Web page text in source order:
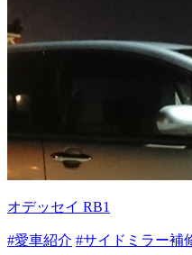
オデッセイ RB1
#愛車紹介 #サイドミラー補